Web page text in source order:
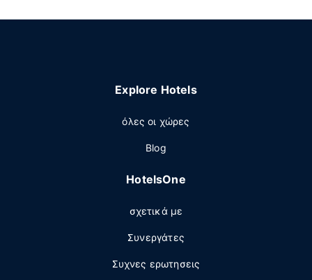
Explore Hotels
όλες οι χώρες
Blog
HotelsOne
σχετικά με
Συνεργάτες
Συχνες ερωτησεις